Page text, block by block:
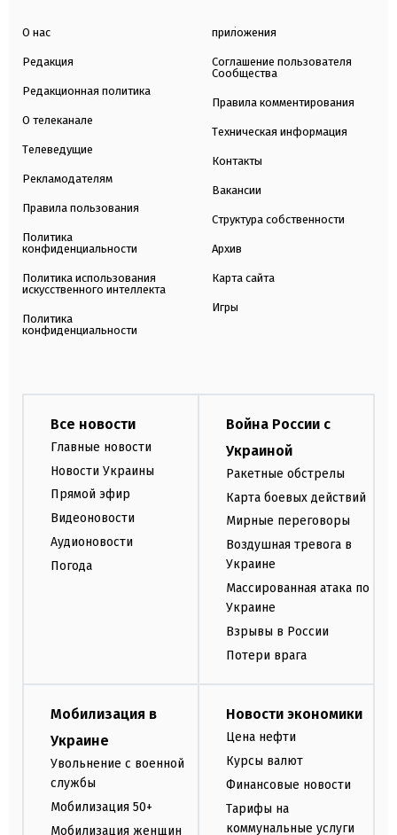
О нас
Редакция
Редакционная политика
О телеканале
Телеведущие
Рекламодателям
Правила пользования
Политика
конфиденциальности
Политика использования
искусственного интеллекта
Политика
конфиденциальности
приложения
Соглашение пользователя
Сообщества
Правила комментирования
Техническая информация
Контакты
Вакансии
Структура собственности
Архив
Карта сайта
Игры
Все новости
Главные новости
Новости Украины
Прямой эфир
Видеоновости
Аудионовости
Погода
Война России с
Украиной
Ракетные обстрелы
Карта боевых действий
Мирные переговоры
Воздушная тревога в
Украине
Массированная атака по
Украине
Взрывы в России
Потери врага
Мобилизация в
Украине
Увольнение с военной
службы
Мобилизация 50+
Мобилизация женщин
Новости экономики
Цена нефти
Курсы валют
Финансовые новости
Тарифы на
коммунальные услуги